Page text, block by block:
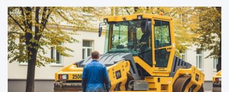
i
K
u
l
t
u
y
n
i
o
r
a
l
a